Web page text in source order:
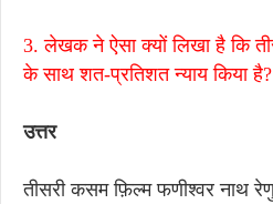
3. लेखक ने ऐसा क्यों लिखा है कि
के साथ शत-प्रतिशत न्याय किया है?
उत्तर
तीसरी कसम फ़िल्म फणीश्वर नाथ